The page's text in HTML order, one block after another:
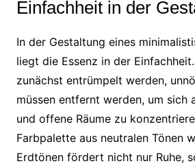
Einfachheit in der
In der Gestaltung eines
liegt die Essenz in der
zunächst entrümpelt werden,
müssen entfernt werden, um sich
und offene Räume zu
Farbpalette aus neutralen Tönen
Erdtönen fördert nicht nur Ruhe,